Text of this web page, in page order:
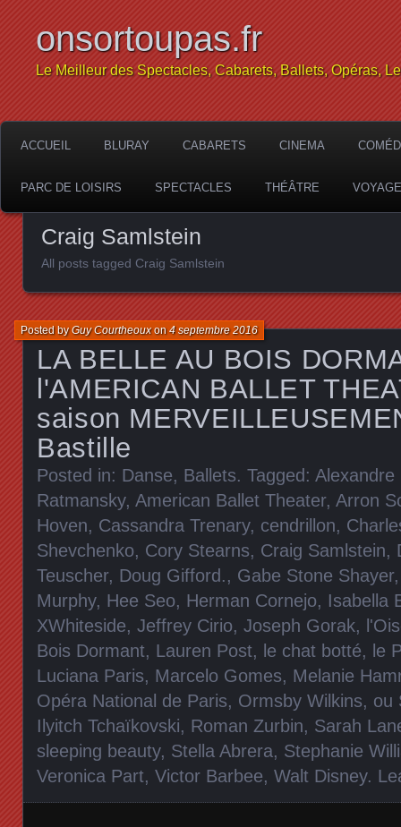
onsortoupas.fr
Le Meilleur des Spectacles, Cabarets, Ballets, Opéras,
ACCUEIL BLURAY CABARETS CINEMA
PARC DE LOISIRS SPECTACLES THÉÂTRE
Craig Samlstein
All posts tagged Craig Samlstein
LA BELLE AU BOIS
l'AMERICAN BALLET
saison
Bastille
Posted byGuy Courtheouxon4 septembre 2016
Posted in: Danse, Ballets. Tagged: Alexandre
Ratmansky, American Ballet Theater, Arron
Hoven, Cassandra Trenary, cendrillon,
Shevchenko, Cory Stearns, Craig Samlstein,
Teuscher, Doug Gifford., Gabe Stone Shayer
Murphy, Hee Seo, Herman Cornejo, Isabella
XWhiteside, Jeffrey Cirio, Joseph Gorak,
Bois Dormant, Lauren Post, le chat botté, le
Luciana Paris, Marcelo Gomes, Melanie
Opéra National de Paris, Ormsby Wilkins, ou
Ilyitch Tchaïkovski, Roman Zurbin, Sarah
sleeping beauty, Stella Abrera, Stephanie
Veronica Part, Victor Barbee, Walt Disney.